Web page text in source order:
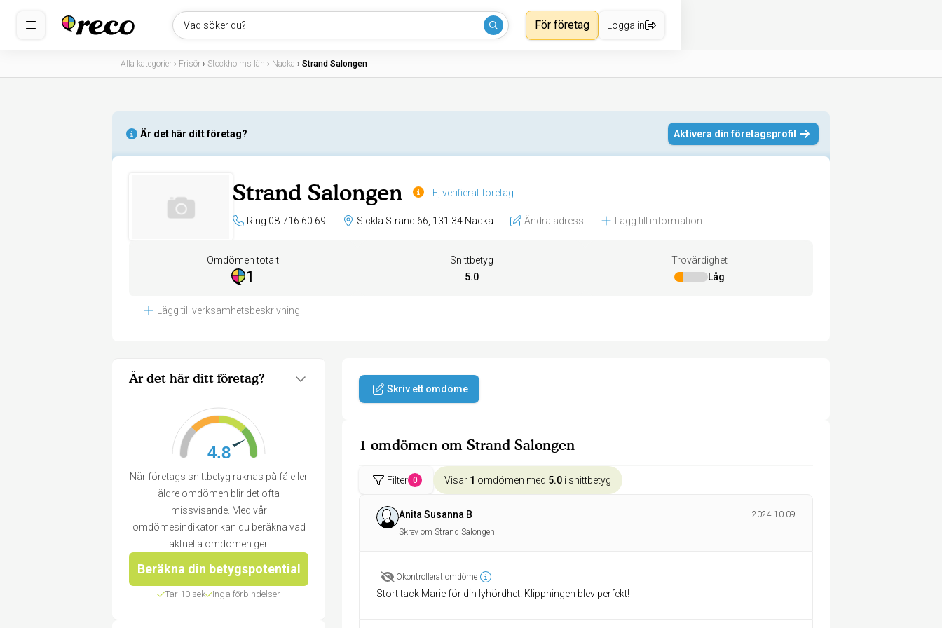
Vad söker du? För företag Logga in
Alla kategorier › Frisör › Stockholms län › Nacka › Strand Salongen
Är det här ditt företag? Aktivera din företagsprofil
Strand Salongen Ej verifierat företag
Ring 08-716 60 69 Sickla Strand 66, 131 34 Nacka Ändra adress Lägg till information
Omdömen totalt
1
Snittbetyg
5.0
Trovärdighet
Låg
Lägg till verksamhetsbeskrivning
Är det här ditt företag?
4.8
När företags snittbetyg räknas på få eller
äldre omdömen blir det ofta
missvisande. Med vår
omdömesindikator kan du beräkna vad
aktuella omdömen ger.
Beräkna din betygspotential
Tar 10 sek Inga förbindelser
Skriv ett omdöme
1 omdömen om Strand Salongen
Filter 0 Visar 1 omdömen med 5.0 i snittbetyg
Anita Susanna B
2024-10-09
Skrev om Strand Salongen
Okontrollerat omdöme